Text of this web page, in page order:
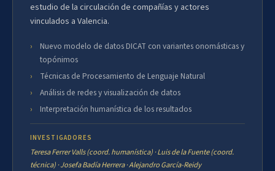
estudio de la circulación de compañías y actores
vinculados a Valencia.
Nuevo modelo de datos DICAT con variantes onomásticas y
topónimos
Técnicas de Procesamiento de Lenguaje Natural
Análisis de redes y visualización de datos
Interpretación humanística de los resultados
INVESTIGADORES
Teresa Ferrer Valls (coord. humanística) · Luis de la Fuente (coord.
técnica) · Josefa Badía Herrera · Alejandro García-Reidy